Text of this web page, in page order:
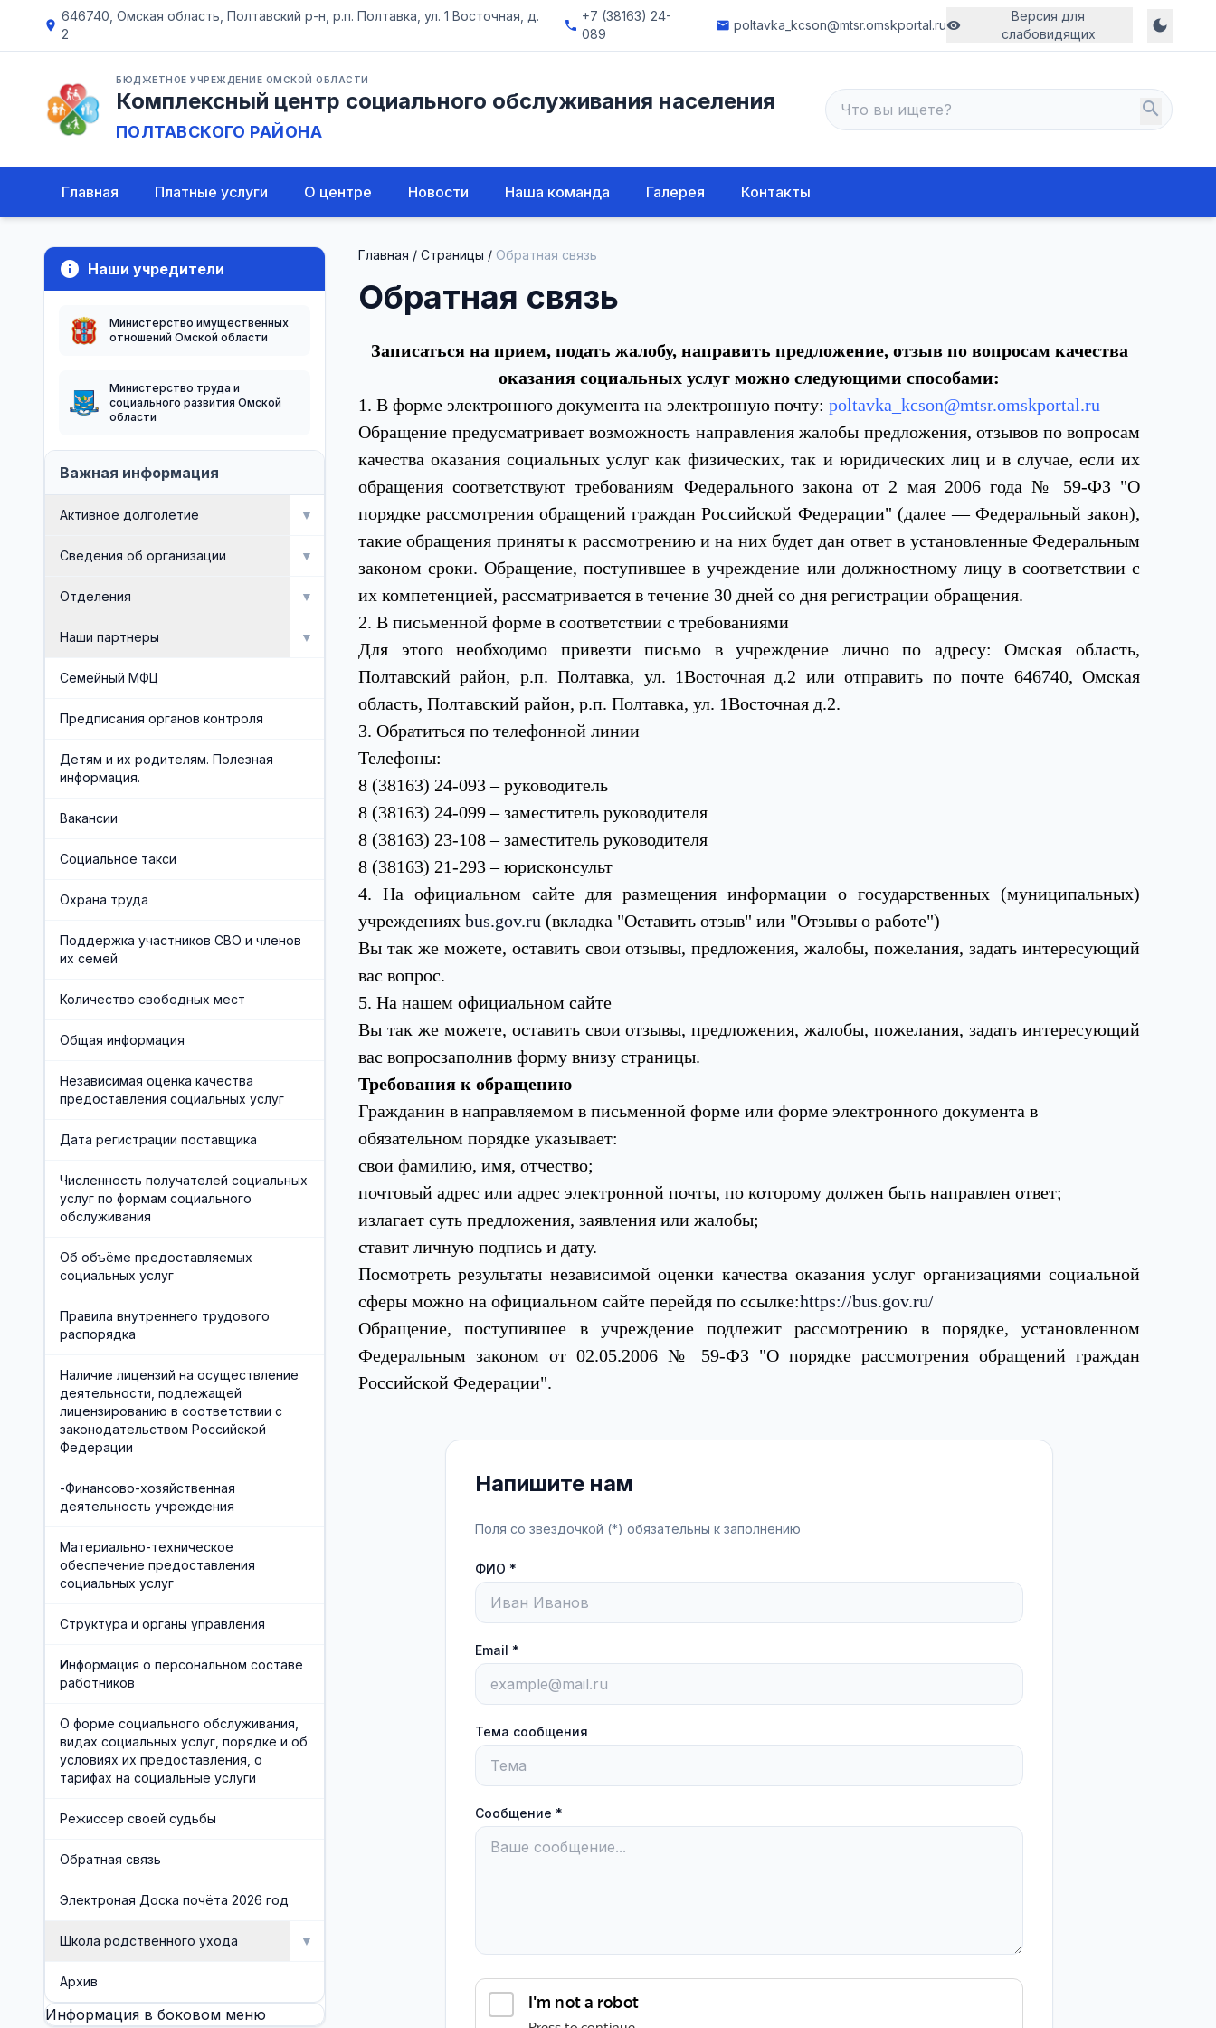
location_on
646740, Омская область, Полтавский р-н, р.п. Полтавка, ул. 1 Восточная, д.
2
phone
+7 (38163) 24-
089
email poltavka_kcson@mtsr.omskportal.ruvisibility
Версия для
слабовидящих
dark_mode
БЮДЖЕТНОЕ УЧРЕЖДЕНИЕ ОМСКОЙ ОБЛАСТИ
Комплексный центр социального обслуживания населения
ПОЛТАВСКОГО РАЙОНА
search
Главная Платные услуги О центре Новости Наша команда Галерея Контакты
info Наши учредители
Министерство имущественных
отношений Омской области
Министерство труда и
социального развития Омской
области
Важная информация
Активное долголетие ▼
Мероприятия
Активное долголетие
Сведения об организации ▼
Об организации
Сведения об организации
Доска почета
Документы
Административная служба
Хозяйственная служба
Противодействие коррупции
Предварительная запись
Отделения ▼
Отделение социальной
неблагополучия
Отделение срочного социального
обслуживания и организационного
обслуживания на дому граждан
Наши партнеры ▼
Попечительский совет
Общественные организации
Социальные партнеры
Семейный МФЦ
Предписания органов контроля
Детям и их родителям. Полезная
информация.
Вакансии
Социальное такси
Охрана труда
Поддержка участников СВО и членов
их семей
Количество свободных мест
Общая информация
Независимая оценка качества
предоставления социальных услуг
Дата регистрации поставщика
Численность получателей социальных
услуг по формам социального
обслуживания
Об объёме предоставляемых
социальных услуг
Правила внутреннего трудового
распорядка
Наличие лицензий на осуществление
деятельности, подлежащей
лицензированию в соответствии с
законодательством Российской
Федерации
-Финансово-хозяйственная
деятельность учреждения
Материально-техническое
обеспечение предоставления
социальных услуг
Структура и органы управления
Информация о персональном составе
работников
О форме социального обслуживания,
видах социальных услуг, порядке и об
условиях их предоставления, о
тарифах на социальные услуги
Режиссер своей судьбы
Обратная связь
Электроная Доска почёта 2026 год
Школа родственного ухода ▼
Школа родственного ухода
Занятия
Архив
Информация в боковом меню
Главная / Страницы / Обратная связь
Обратная связь
Записаться на прием, подать жалобу, направить предложение, отзыв по вопросам качества
оказания социальных услуг можно следующими способами:
1. В форме электронного документа на электронную почту: poltavka_kcson@mtsr.omskportal.ru
Обращение предусматривает возможность направления жалобы предложения, отзывов по вопросам
качества оказания социальных услуг как физических, так и юридических лиц и в случае, если их
обращения соответствуют требованиям Федерального закона от 2 мая 2006 года № 59-ФЗ "О
порядке рассмотрения обращений граждан Российской Федерации" (далее — Федеральный закон),
такие обращения приняты к рассмотрению и на них будет дан ответ в установленные Федеральным
законом сроки. Обращение, поступившее в учреждение или должностному лицу в соответствии с
их компетенцией, рассматривается в течение 30 дней со дня регистрации обращения.​
2. В письменной форме в соответствии с требованиями
Для этого необходимо привезти письмо в учреждение лично по адресу: Омская область,
Полтавский район, р.п. Полтавка, ул. 1Восточная д.2 или отправить по почте 646740, Омская
область, Полтавский район, р.п. Полтавка, ул. 1Восточная д.2.​
3. Обратиться по телефонной линии
Телефоны:
8 (38163) 24-093 – руководитель
8 (38163) 24-099 – заместитель руководителя
8 (38163) 23-108 – заместитель руководителя
8 (38163) 21-293 – юрисконсульт​
4. На официальном сайте для размещения информации о государственных (муниципальных)
учреждениях bus.gov.ru (вкладка "Оставить отзыв" или "Отзывы о работе")
Вы так же можете, оставить свои отзывы, предложения, жалобы, пожелания, задать интересующий
вас вопрос.​
5. На нашем официальном сайте
Вы так же можете, оставить свои отзывы, предложения, жалобы, пожелания, задать интересующий
вас вопросзаполнив форму внизу страницы.
Требования к обращению
Гражданин в направляемом в письменной форме или форме электронного документа в
обязательном порядке указывает:
свои фамилию, имя, отчество;
почтовый адрес или адрес электронной почты, по которому должен быть направлен ответ;
излагает суть предложения, заявления или жалобы;
ставит личную подпись и дату.​
Посмотреть результаты независимой оценки качества оказания услуг организациями социальной
сферы можно на официальном сайте перейдя по ссылке:https://bus.gov.ru/
Обращение, поступившее в учреждение подлежит рассмотрению в порядке, установленном
Федеральным законом от 02.05.2006 № 59-ФЗ "О порядке рассмотрения обращений граждан
Российской Федерации".
Напишите нам
Поля со звездочкой (*) обязательны к заполнению
ФИО *
Email *
Тема сообщения
Сообщение *